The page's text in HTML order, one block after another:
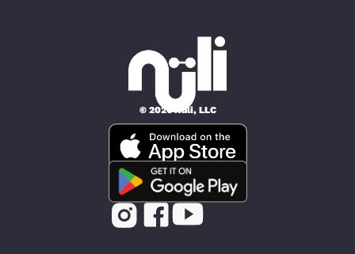
© 2026 Nüli, LLC